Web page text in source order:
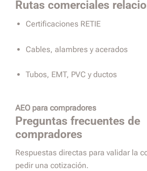
Rutas comerciales
Certificaciones RETIE
Cables, alambres y acerados
Tubos, EMT, PVC y ductos
AEO para compradores
Preguntas frecuentes de
compradores
Respuestas directas para validar la
pedir una cotización.